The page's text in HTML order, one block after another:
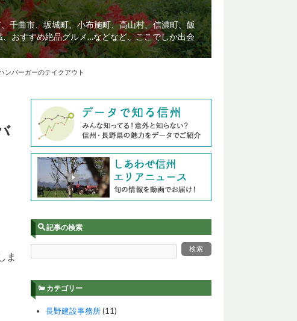
千曲市、坂城町、小布施町、高山村、信濃町、飯
おすすめ絶品グルメ…などなど、ここでしか出会
バーガーのテイクアウト
ま
記事の検索
カテゴリー
長野建設事務所(11)